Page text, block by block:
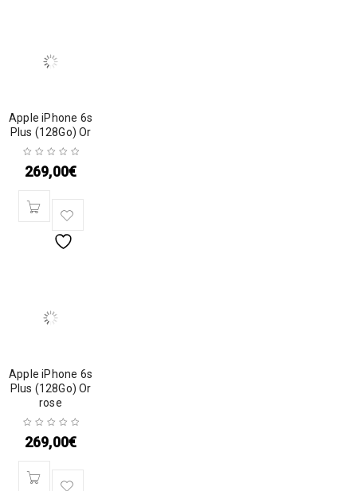
Apple iPhone 6s
Plus (128Go) Or
269,00€
Apple iPhone 6s
Plus (128Go) Or
rose
269,00€